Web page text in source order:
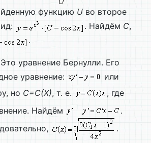
функцию U во второе
. Найдём C,
.
уравнение Бернулли. Его
уравнение:
или
но C=C(X), т. е.
, где
Найдём
.
.